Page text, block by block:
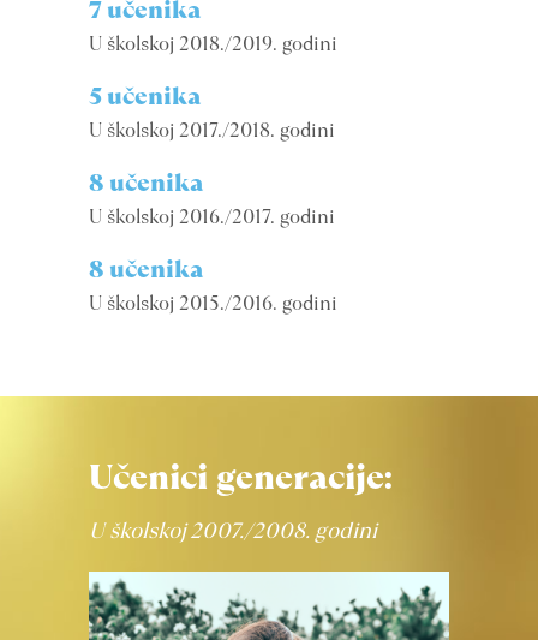
7 učenika
U školskoj 2018./2019. godini
5 učenika
U školskoj 2017./2018. godini
8 učenika
U školskoj 2016./2017. godini
8 učenika
U školskoj 2015./2016. godini
Učenici generacije:
U školskoj 2007./2008. godini